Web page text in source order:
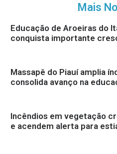
Mais
Educação de Aroeiras do
conquista importante
Massapê do Piauí amplia
consolida avanço na
Incêndios em vegetação
e acendem alerta para